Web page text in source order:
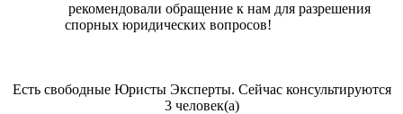
рекомендовали обращение к нам для разрешения
спорных юридических вопросов!
Есть свободные Юристы Эксперты. Сейчас консультируются
3 человек(а)